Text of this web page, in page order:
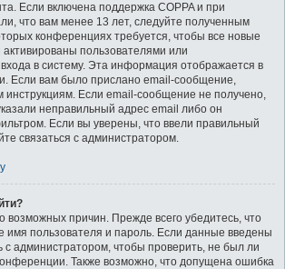
Если включена поддержка COPPA и при
что вам менее 13 лет, следуйте полученным
конференциях требуется, чтобы все новые
пользователями или
в систему. Эта информация отображается в
Если вам было прислано email-сообщение,
инструкциям. Если email-сообщение не получено,
неправильный адрес email либо он
Если вы уверены, что ввели правильный
связаться с администратором.
возможных причин. Прежде всего убедитесь, что
имя пользователя и пароль. Если данные введены
с администратором, чтобы проверить, не был ли
Также возможно, что допущена ошибка